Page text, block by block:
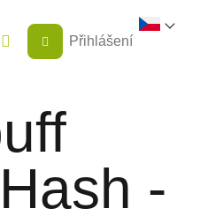
Přihlášení
-